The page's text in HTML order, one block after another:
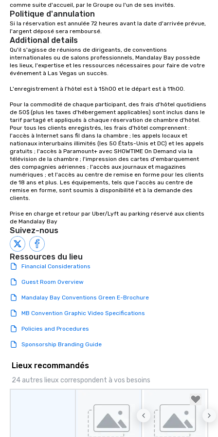
comme suite d'accueil, par le Groupe ou l'un de ses invités.
Politique d'annulation
Si la réservation est annulée 72 heures avant la date d'arrivée prévue,
l'argent déposé sera remboursé.
Additional details
Qu'il s'agisse de réunions de dirigeants, de conventions
internationales ou de salons professionnels, Mandalay Bay possède
les lieux, l'expertise et les ressources nécessaires pour faire de votre
événement à Las Vegas un succès.
L'enregistrement à l'hôtel est à 15h00 et le départ est à 11h00.
Pour la commodité de chaque participant, des frais d'hôtel quotidiens
de 50$ (plus les taxes d'hébergement applicables) sont inclus dans le
tarif partagé et appliqués à chaque réservation de chambre d'hôtel.
Pour tous les clients enregistrés, les frais d'hôtel comprennent :
l'accès à Internet sans fil dans la chambre ; les appels locaux et
nationaux interurbains illimités (les 50 États-Unis et DC) et les appels
gratuits ; l'accès à Paramount+ avec SHOWTIME On Demand via la
télévision de la chambre ; l'impression des cartes d'embarquement
des compagnies aériennes ; l'accès aux journaux et magazines
numériques ; et l'accès au centre de remise en forme pour les clients
de 18 ans et plus. Les équipements, tels que l'accès au centre de
remise en forme, sont soumis à disponibilité et à la demande des
clients.
Prise en charge et retour par Uber/Lyft au parking réservé aux clients
de Mandalay Bay
Suivez-nous
Ressources du lieu
Financial Considerations
Guest Room Overview
Mandalay Bay Conventions Green E-Brochure
MB Convention Graphic Video Specifications
Policies and Procedures
Sponsorship Branding Guide
Lieux recommandés
24 autres lieux correspondent à vos besoins